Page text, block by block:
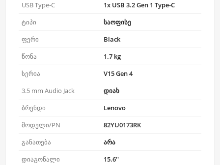
USB Type-C
1x USB 3.2 Gen 1 Type-C
ტიპი
საოფისე
ფერი
Black
წონა
1.7 kg
სერია
V15 Gen 4
3.5 mm Audio Jack
დიახ
ბრენდი
Lenovo
მოდელი/PN
82YU0173RK
განათება
არა
დიაგონალი
15.6''